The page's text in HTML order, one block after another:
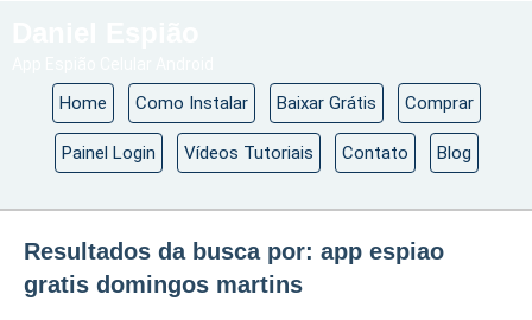
Home Como Instalar Baixar Grátis Comprar
Painel Login Vídeos Tutoriais Contato Blog
Resultados da busca por: app espiao
gratis domingos martins